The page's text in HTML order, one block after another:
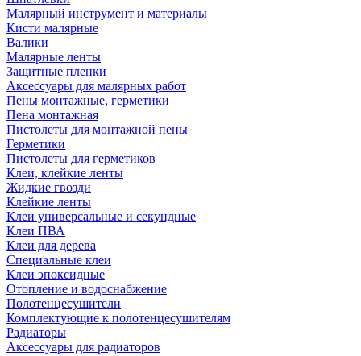
Малярный инструмент и материалы
Кисти малярные
Валики
Малярные ленты
Защитные пленки
Аксессуары для малярных работ
Пены монтажные, герметики
Пена монтажная
Пистолеты для монтажной пены
Герметики
Пистолеты для герметиков
Клеи, клейкие ленты
Жидкие гвозди
Клейкие ленты
Клеи универсальные и секундные
Клеи ПВА
Клеи для дерева
Специальные клеи
Клеи эпоксидные
Отопление и водоснабжение
Полотенцесушители
Комплектующие к полотенцесушителям
Радиаторы
Аксессуары для радиаторов